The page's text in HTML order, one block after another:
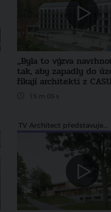
„Byla to výzva
tak, aby zapadly do
říkají architekti z
15 m 05 s
TV Architect představuje...